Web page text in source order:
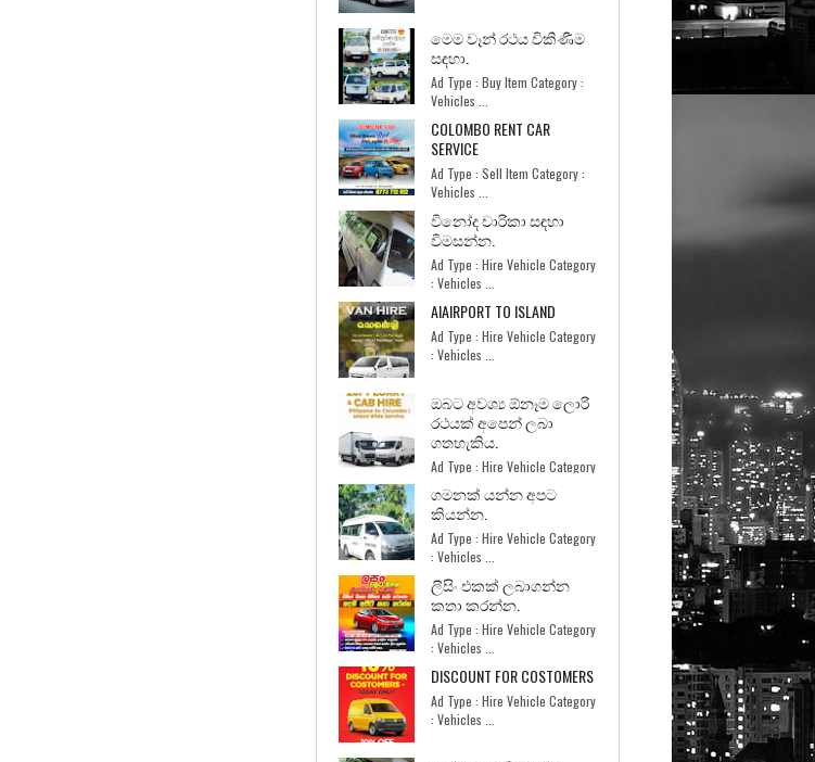
මෙම වෑන් රථය විකිණීම
සඳහා.
Ad Type : Buy Item Category :
Vehicles ...
COLOMBO RENT CAR
SERVICE
Ad Type : Sell Item Category :
Vehicles ...
විනෝද චාරිකා සඳහා
විමසන්න.
Ad Type : Hire Vehicle Category
: Vehicles ...
AIAIRPORT TO ISLAND
Ad Type : Hire Vehicle Category
: Vehicles ...
ඔබට අවශ්‍ය ඕනෑම ලොරි
රථයක් අපෙන් ලබා
ගතහැකිය.
Ad Type : Hire Vehicle Category
: Services ...
ගමනක් යන්න අපට
කියන්න.
Ad Type : Hire Vehicle Category
: Vehicles ...
ලීසිං එකක් ලබාගන්න
කතා කරන්න.
Ad Type : Hire Vehicle Category
: Vehicles ...
DISCOUNT FOR COSTOMERS
Ad Type : Hire Vehicle Category
: Vehicles ...